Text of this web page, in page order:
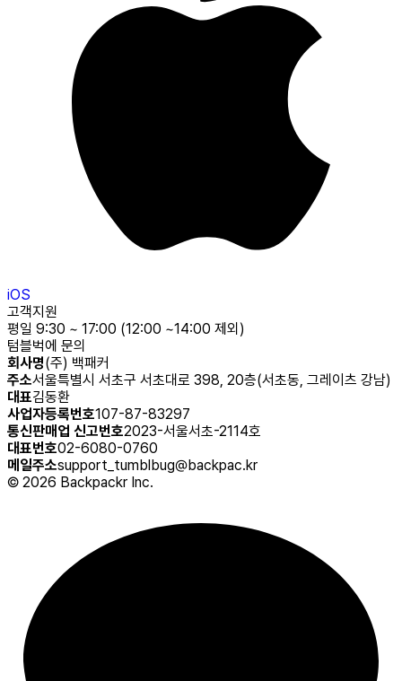
iOS
고객지원
평일 9:30 ~ 17:00 (12:00 ~14:00 제외)
텀블벅에 문의
회사명(주) 백패커
주소서울특별시 서초구 서초대로 398, 20층(서초동, 그레이츠 강남)
대표김동환
사업자등록번호107-87-83297
통신판매업 신고번호2023-서울서초-2114호
대표번호02-6080-0760
메일주소support_tumblbug@backpac.kr
© 2026 Backpackr Inc.